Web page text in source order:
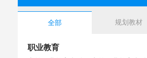
全部 规划教材
职业教育